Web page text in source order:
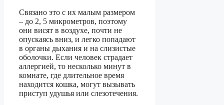
Связано это с их малым размером
– до 2, 5 микрометров, поэтому
они висят в воздухе, почти не
опускаясь вниз, и легко попадают
в органы дыхания и на слизистые
оболочки. Если человек страдает
аллергией, то несколько минут в
комнате, где длительное время
находится кошка, могут вызывать
приступ удушья или слезотечения.